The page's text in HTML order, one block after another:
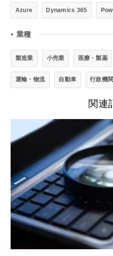
Azure Dynamics 365
● 業種
製造業 小売業 医療・製薬
運輸・物流 自動車 行政機関
関連